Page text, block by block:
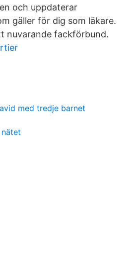
och uppdaterar
gäller för dig som läkare.
nuvarande fackförbund.
med tredje barnet